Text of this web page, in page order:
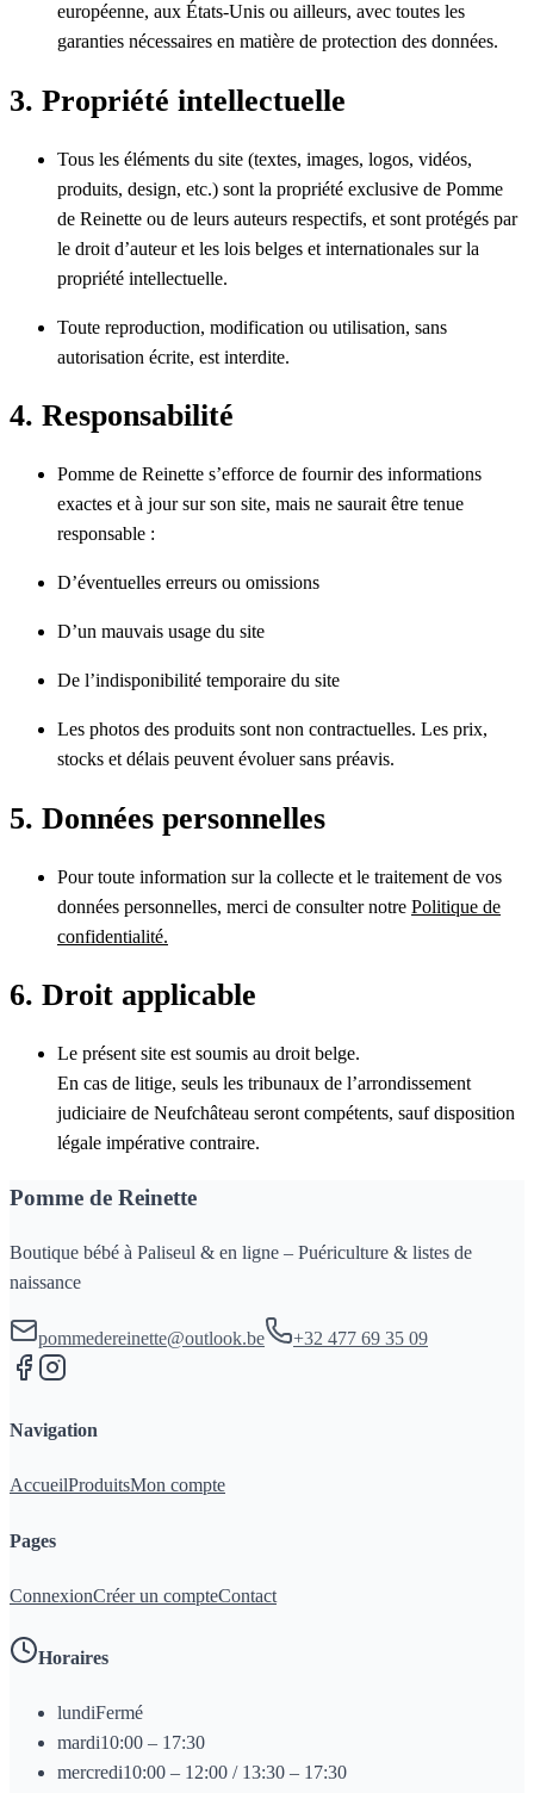
européenne, aux États-Unis ou ailleurs, avec toutes les
garanties nécessaires en matière de protection des données.
3. Propriété intellectuelle
Tous les éléments du site (textes, images, logos, vidéos,
produits, design, etc.) sont la propriété exclusive de Pomme
de Reinette ou de leurs auteurs respectifs, et sont protégés par
le droit d’auteur et les lois belges et internationales sur la
propriété intellectuelle.
Toute reproduction, modification ou utilisation, sans
autorisation écrite, est interdite.
4. Responsabilité
Pomme de Reinette s’efforce de fournir des informations
exactes et à jour sur son site, mais ne saurait être tenue
responsable :
D’éventuelles erreurs ou omissions
D’un mauvais usage du site
De l’indisponibilité temporaire du site
Les photos des produits sont non contractuelles. Les prix,
stocks et délais peuvent évoluer sans préavis.
5. Données personnelles
Pour toute information sur la collecte et le traitement de vos
données personnelles, merci de consulter notre Politique de
confidentialité.
6. Droit applicable
Le présent site est soumis au droit belge.
En cas de litige, seuls les tribunaux de l’arrondissement
judiciaire de Neufchâteau seront compétents, sauf disposition
légale impérative contraire.
Pomme de Reinette
Boutique bébé à Paliseul & en ligne – Puériculture & listes de
naissance
pommedereinette@outlook.be +32 477 69 35 09
Navigation
AccueilProduitsMon compte
Pages
ConnexionCréer un compteContact
Horaires
lundiFermé
mardi10:00 – 17:30
mercredi10:00 – 12:00 / 13:30 – 17:30